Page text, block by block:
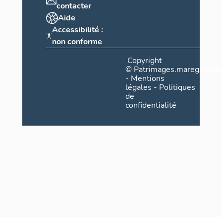
contacter
Aide
Accessibilité :
non conforme
Copyright
©
- Mentions
légales - Politiques
de
confidentialité